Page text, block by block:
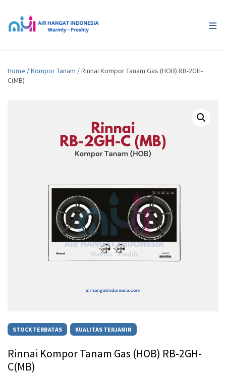
Home /Kompor Tanam / Rinnai Kompor Tanam Gas (HOB) RB-2GH-
C(MB)
STOCK TERBATAS KUALITAS TERJAMIN
Rinnai Kompor Tanam Gas (HOB) RB-2GH-
C(MB)